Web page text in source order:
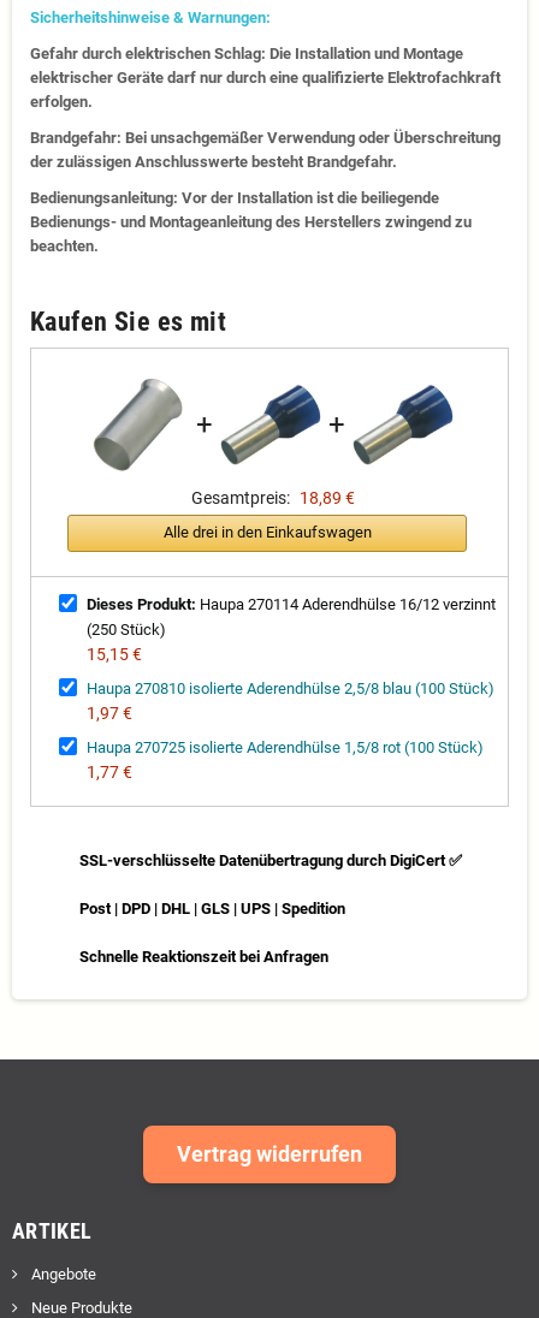
Sicherheitshinweise & Warnungen:
Gefahr durch elektrischen Schlag: Die Installation und Montage
elektrischer Geräte darf nur durch eine qualifizierte Elektrofachkraft
erfolgen.
Brandgefahr: Bei unsachgemäßer Verwendung oder Überschreitung
der zulässigen Anschlusswerte besteht Brandgefahr.
Bedienungsanleitung: Vor der Installation ist die beiliegende
Bedienungs- und Montageanleitung des Herstellers zwingend zu
beachten.
Kaufen Sie es mit
+ +
Gesamtpreis: 18,89 €
Alle drei in den Einkaufswagen
Dieses Produkt: Haupa 270114 Aderendhülse 16/12 verzinnt
(250 Stück)
15,15 €
Haupa 270810 isolierte Aderendhülse 2,5/8 blau (100 Stück)
1,97 €
Haupa 270725 isolierte Aderendhülse 1,5/8 rot (100 Stück)
1,77 €
SSL-verschlüsselte Datenübertragung durch DigiCert ✅
Post | DPD | DHL | GLS | UPS | Spedition
Schnelle Reaktionszeit bei Anfragen
Vertrag widerrufen
ARTIKEL
Angebote
Neue Produkte